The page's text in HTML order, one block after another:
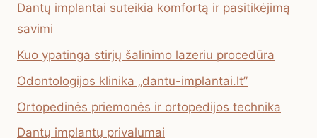
Dantų implantai suteikia komfortą ir pasitikėjimą
savimi
Kuo ypatinga stirjų šalinimo lazeriu procedūra
Odontologijos klinika „dantu-implantai.lt”
Ortopedinės priemonės ir ortopedijos technika
Dantų implantų privalumai